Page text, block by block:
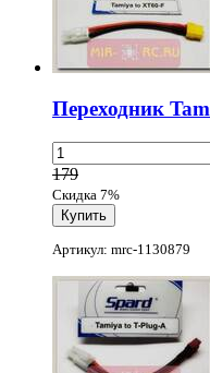
Переходник
179
Скидка 7%
Артикул: mrc-1130879